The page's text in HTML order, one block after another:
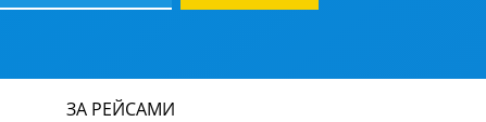
ЗА РЕЙСАМИ